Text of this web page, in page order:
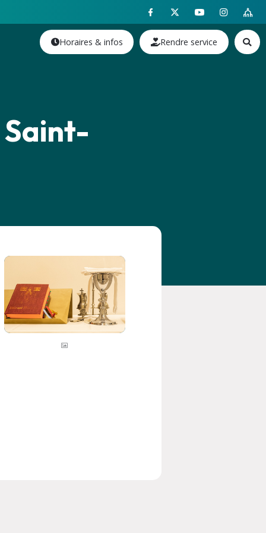
Horaires & infos Rendre service
Saint-